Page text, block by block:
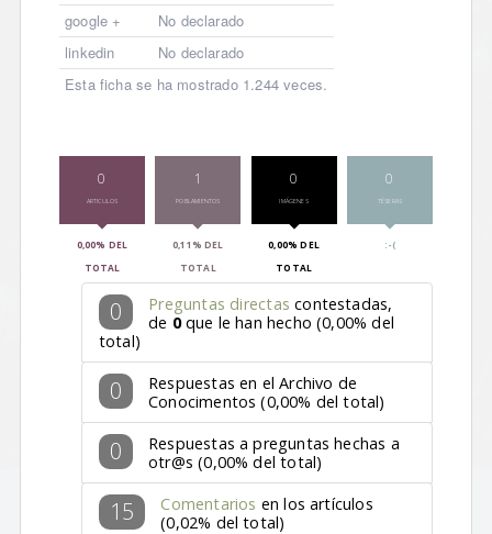
google +
No declarado
linkedin
No declarado
Esta ficha se ha mostrado 1.244 veces.
0
ARTICULOS
0,00% DEL
TOTAL
1
POBLAMIENTOS
0,11% DEL
TOTAL
0
IMÁGENES
0,00% DEL
TOTAL
0
TÉSERAS
:-(
0 Preguntas directas contestadas,
de 0que le han hecho (0,00% del
total)
0
Respuestas en el Archivo de
Conocimentos (0,00% del total)
0
Respuestas a preguntas hechas a
otr@s (0,00% del total)
15 Comentarios en los artículos
(0,02% del total)